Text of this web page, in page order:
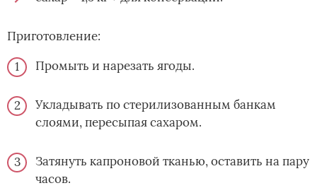
Приготовление:
Промыть и нарезать ягоды.
Укладывать по стерилизованным банкам
слоями, пересыпая сахаром.
Затянуть капроновой тканью, оставить на пару
часов.